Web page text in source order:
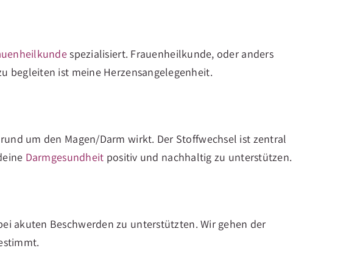
spezialisiert. Frauenheilkunde, oder anders
begleiten ist meine Herzensangelegenheit.
um den Magen/Darm wirkt. Der Stoffwechsel ist zentral
Darmgesundheit positiv und nachhaltig zu unterstützen.
akuten Beschwerden zu unterstützten. Wir gehen der